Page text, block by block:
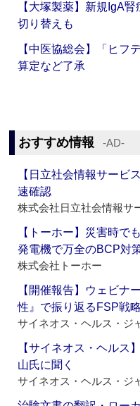
【大塚製薬】新規IgA
切り替えも
【中医協総会】「ヒフ
算定など了承
おすすめ情報 ‐AD‐
【日立社会情報サービ
速確認
株式会社日立社会情報サ
【トーホー】災害時
発電機で万全のBCP対
株式会社トーホー
【開催報告】ウェビナ
性』で振り返るFSP戦略
サイネオス・ヘルス・ジ
【サイネオス・ヘル
山氏に聞く
サイネオス・ヘルス・ジ